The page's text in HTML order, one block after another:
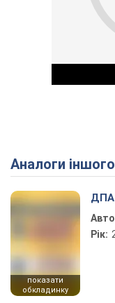
Аналоги
показати
обкладинку
ДПА
Рік: